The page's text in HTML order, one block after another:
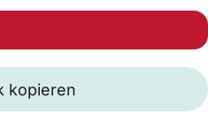
kopieren